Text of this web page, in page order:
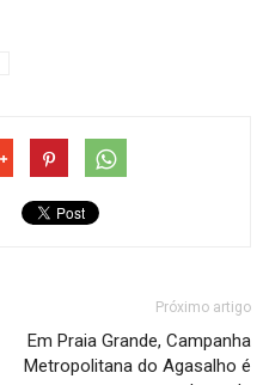
Próximo artigo
Em Praia Grande, Campanha
Metropolitana do Agasalho é